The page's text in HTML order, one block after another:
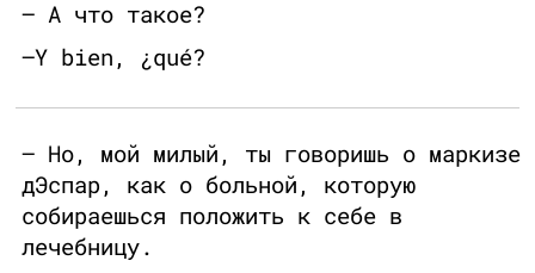
— А что такое?
—Y bien, ¿qué?
— Но, мой милый, ты говоришь о маркизе
дЭспар, как о больной, которую
собираешься положить к себе в
лечебницу.